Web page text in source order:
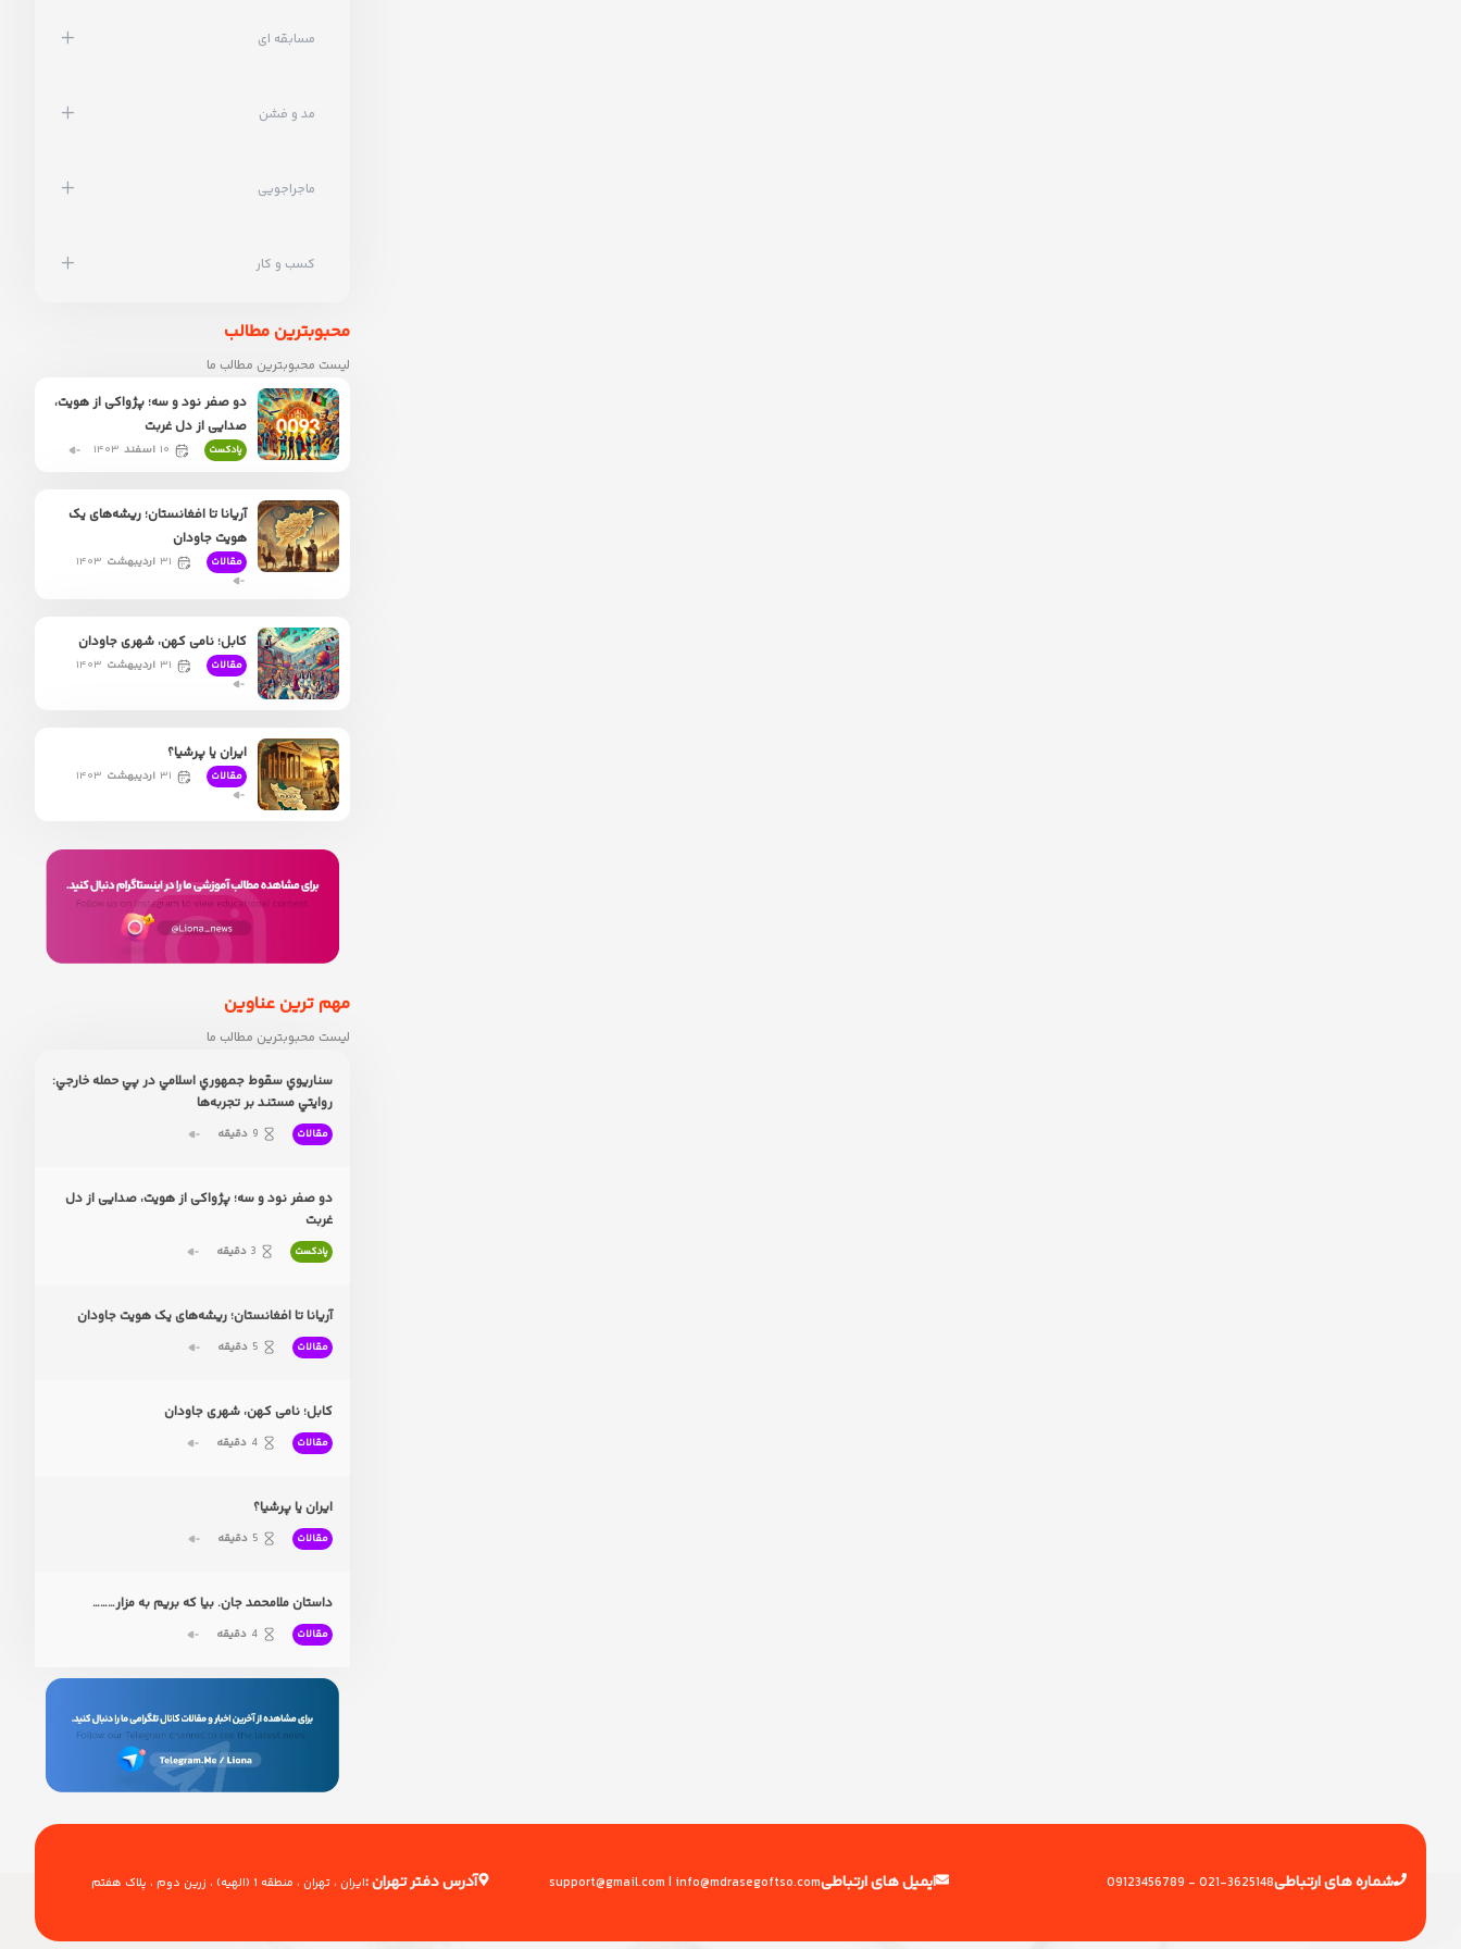
مسابقه ای
مد و فشن
ماجراجویی
کسب و کار
محبوبترین مطالب
لیست محبوبترین مطالب ما
دو صفر نود و سه؛ پژواکی از هویت،
صدایی از دل غربت
پادکست ۱۰ اسفند ۱۴۰۳
آریانا تا افغانستان؛ ریشه‌های یک
هویت جاودان
مقالات ۳۱ اردیبهشت ۱۴۰۳
کابل؛ نامی کهن، شهری جاودان
مقالات ۳۱ اردیبهشت ۱۴۰۳
ایران یا پرشیا؟
مقالات ۳۱ اردیبهشت ۱۴۰۳
مهم ترین عناوین
لیست محبوبترین مطالب ما
سناريوي سقوط جمهوري اسلامي در پي حمله خارجي:
روايتي مستند بر تجربه‌ها
مقالات 9 دقیقه
دو صفر نود و سه؛ پژواکی از هویت، صدایی از دل
غربت
پادکست 3 دقیقه
آریانا تا افغانستان؛ ریشه‌های یک هویت جاودان
مقالات 5 دقیقه
کابل؛ نامی کهن، شهری جاودان
مقالات 4 دقیقه
ایران یا پرشیا؟
مقالات 5 دقیقه
داستان ملامحمد جان. بیا که بریم به مزار………
مقالات 4 دقیقه
شماره های ارتباطی 021-3625148 -
09123456789 ایمیل های ارتباطی support@gmail.com | info@mdrasegoftso.com آدرس دفتر تهران :ایران ، تهران ، منطقه 1 (الهیه) ، زرین دوم ، پلاک هفتم